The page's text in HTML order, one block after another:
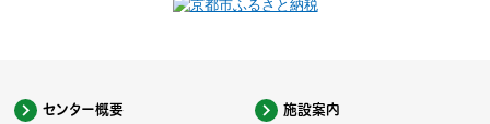
センター概要 施設案内